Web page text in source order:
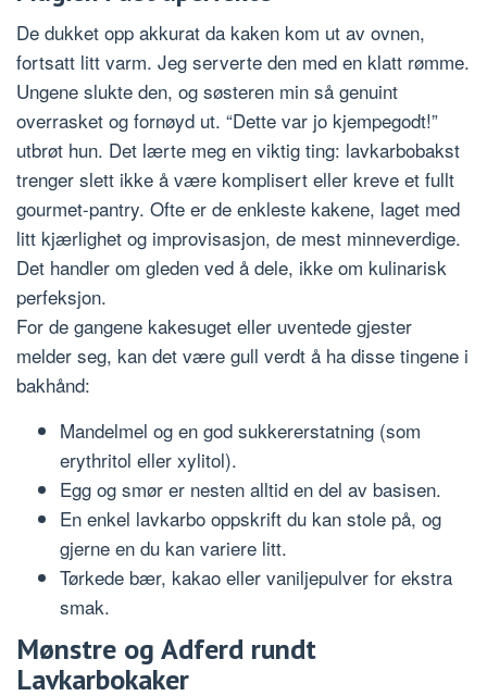
De dukket opp akkurat da kaken kom ut av ovnen,
fortsatt litt varm. Jeg serverte den med en klatt rømme.
Ungene slukte den, og søsteren min så genuint
overrasket og fornøyd ut. “Dette var jo kjempegodt!”
utbrøt hun. Det lærte meg en viktig ting: lavkarbobakst
trenger slett ikke å være komplisert eller kreve et fullt
gourmet-pantry. Ofte er de enkleste kakene, laget med
litt kjærlighet og improvisasjon, de mest minneverdige.
Det handler om gleden ved å dele, ikke om kulinarisk
perfeksjon.
For de gangene kakesuget eller uventede gjester
melder seg, kan det være gull verdt å ha disse tingene i
bakhånd:
Mandelmel og en god sukkererstatning (som
erythritol eller xylitol).
Egg og smør er nesten alltid en del av basisen.
En enkel lavkarbo oppskrift du kan stole på, og
gjerne en du kan variere litt.
Tørkede bær, kakao eller vaniljepulver for ekstra
smak.
Mønstre og Adferd rundt
Lavkarbokaker